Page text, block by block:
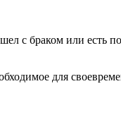
с браком или
для